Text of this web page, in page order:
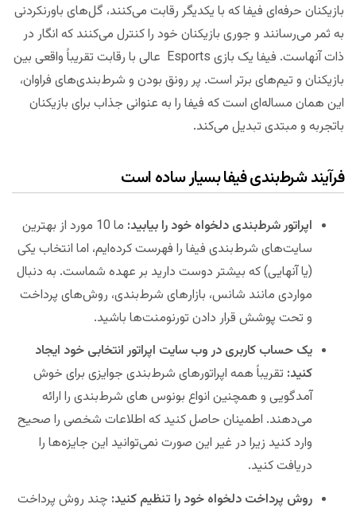
بازیکنان حرفه‌ای فیفا که با یکدیگر رقابت می‌کنند، گل‌های باورنکردنی
به ثمر می‌رسانند و جوری بازیکنان خود را کنترل می‌کنند که انگار در
ذات آنهاست. فیفا یک بازی Esports عالی با رقابت تقریباً واقعی بین
بازیکنان و تیم‌های برتر است. پر رونق بودن و شرط‌بندی‌های فراوان،
این همان مساله‌ای است که فیفا را به عنوانی جذاب برای بازیکنان
باتجربه و مبتدی تبدیل می‌کند.
فرآیند شرط‌‌بندی فیفا بسیار ساده است
اپراتور شرط‌‌بندی دلخواه خود را بیابید:
ما 10 مورد از بهترین
سایت‌های شرط‌‌بندی فیفا را فهرست کرده‌ایم، اما انتخاب یکی
(یا آنهایی) که بیشتر دوست دارید بر عهده شماست. به دنبال
مواردی مانند شانس، بازارهای شرط‌بندی، روش‌های پرداخت
و تحت پوشش قرار دادن تورنومنت‌ها باشید.
یک حساب کاربری در وب سایت اپراتور انتخابی خود ایجاد
کنید: تقریباً همه اپراتورهای شرط‌‌بندی جوایزی برای خوش
آمدگویی و همچنین انواع بونوس های شرط‌‌بندی را ارائه
می‌دهند. اطمینان حاصل کنید که اطلاعات شخصی را صحیح
وارد کنید زیرا در غیر این صورت نمی‌توانید این جایزه‌ها را
دریافت کنید.
روش پرداخت دلخواه خود را تنظیم کنید: چند روش پرداخت